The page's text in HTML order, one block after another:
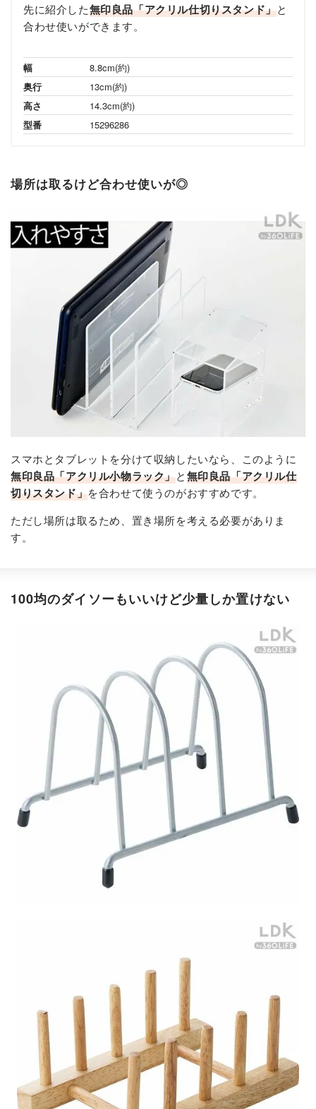
先に紹介した無印良品「アクリル仕切りスタンド」と
合わせ使いができます。
幅
8.8cm(約)
奥行
13cm(約)
高さ
14.3cm(約)
型番
15296286
場所は取るけど合わせ使いが◎
スマホとタブレットを分けて収納したいなら、このように
無印良品「アクリル小物ラック」と無印良品「アクリル仕
切りスタンド」を合わせて使うのがおすすめです。
ただし場所は取るため、置き場所を考える必要がありま
す。
100均のダイソーもいいけど少量しか置けない